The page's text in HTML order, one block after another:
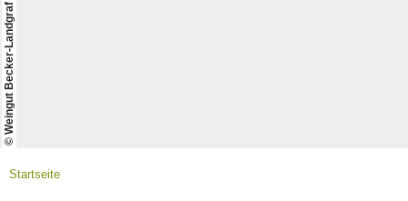
© Weingut Becker-Landgraf
Startseite